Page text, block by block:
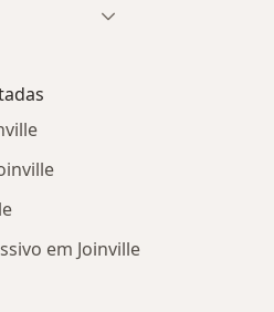
em Joinville